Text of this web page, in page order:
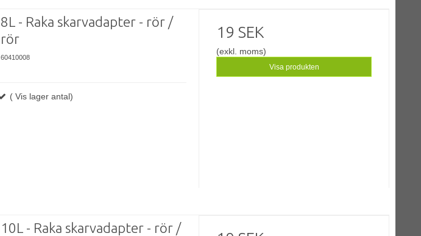
8L - Raka skarvadapter - rör /
rör
60410008
( Vis lager antal)
19 SEK
(exkl. moms)
Visa produkten
10L - Raka skarvadapter - rör /